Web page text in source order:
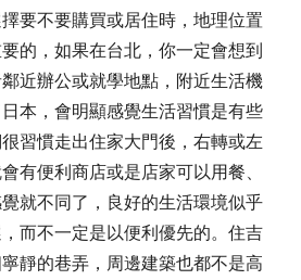
要不要購買或居住時，地理位置
的，如果在台北，你一定會想到
近辦公或就學地點，附近生活機
本，會明顯感覺生活習慣是有些
習慣走出住家大門後，右轉或左
有便利商店或是店家可以用餐、
就不同了，良好的生活環境似乎
而不一定是以便利優先的。住吉
靜的巷弄，周邊建築也都不是高